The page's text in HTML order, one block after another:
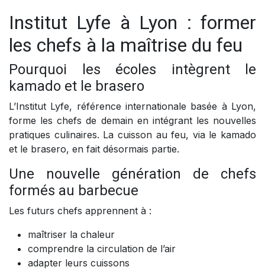
Institut Lyfe à Lyon : former
les chefs à la maîtrise du feu
Pourquoi les écoles intègrent le
kamado et le brasero
L’Institut Lyfe, référence internationale basée à Lyon,
forme les chefs de demain en intégrant les nouvelles
pratiques culinaires. La cuisson au feu, via le kamado
et le brasero, en fait désormais partie.
Une nouvelle génération de chefs
formés au barbecue
Les futurs chefs apprennent à :
maîtriser la chaleur
comprendre la circulation de l’air
adapter leurs cuissons